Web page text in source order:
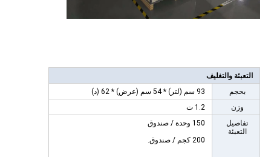
التعبئة والتغليف
بحجم
93 سم (لتر) * 54 سم (عرض) * 62 (د)
وزن
1.2 ت
تفاصيل
التعبئة
150 وحدة / صندوق
200 كجم / صندوق.